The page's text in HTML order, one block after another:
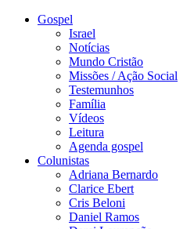
Gospel
Israel
Notícias
Mundo Cristão
Missões / Ação Social
Testemunhos
Família
Vídeos
Leitura
Agenda gospel
Colunistas
Adriana Bernardo
Clarice Ebert
Cris Beloni
Daniel Ramos